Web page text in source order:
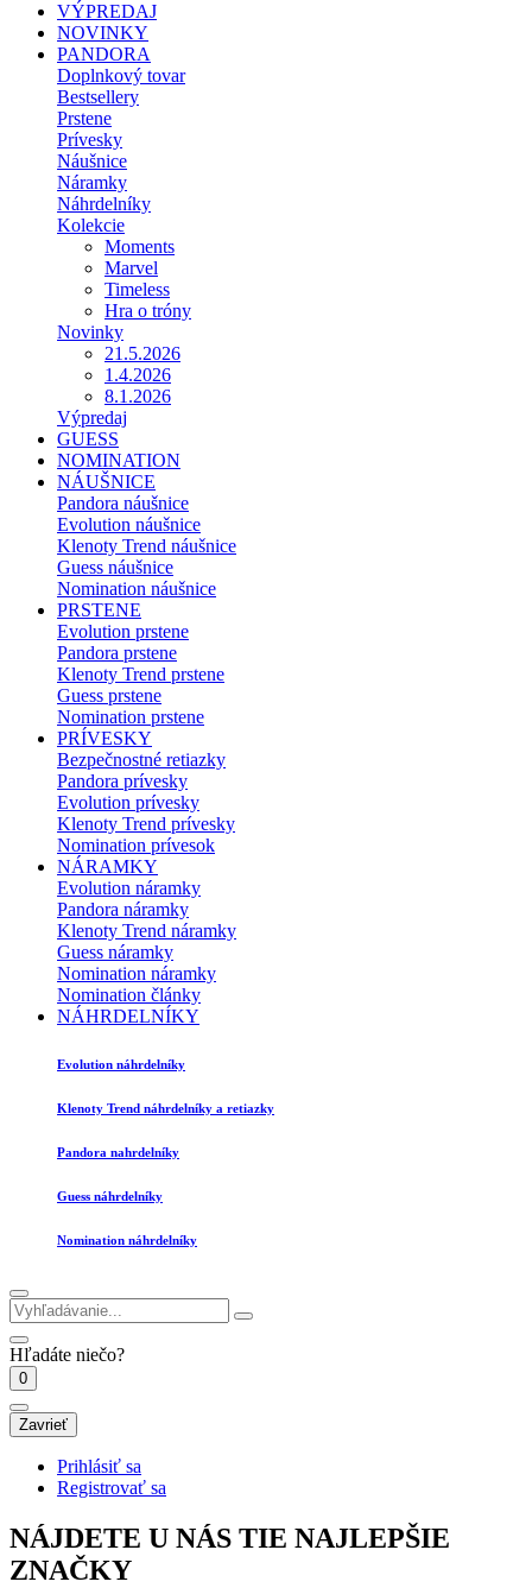
VÝPREDAJ
NOVINKY
PANDORA
Doplnkový tovar
Bestsellery
Prstene
Prívesky
Náušnice
Náramky
Náhrdelníky
Kolekcie
Moments
Marvel
Timeless
Hra o tróny
Novinky
21.5.2026
1.4.2026
8.1.2026
Výpredaj
GUESS
NOMINATION
NÁUŠNICE
Pandora náušnice
Evolution náušnice
Klenoty Trend náušnice
Guess náušnice
Nomination náušnice
PRSTENE
Evolution prstene
Pandora prstene
Klenoty Trend prstene
Guess prstene
Nomination prstene
PRÍVESKY
Bezpečnostné retiazky
Pandora prívesky
Evolution prívesky
Klenoty Trend prívesky
Nomination prívesok
NÁRAMKY
Evolution náramky
Pandora náramky
Klenoty Trend náramky
Guess náramky
Nomination náramky
Nomination články
NÁHRDELNÍKY
Evolution náhrdelníky
Klenoty Trend náhrdelníky a retiazky
Pandora nahrdelníky
Guess náhrdelníky
Nomination náhrdelníky
Hľadáte niečo?
0
Zavrieť
Prihlásiť sa
Registrovať sa
NÁJDETE U NÁS TIE NAJLEPŠIE
ZNAČKY